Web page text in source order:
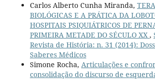
Carlos Alberto Cunha Miranda,
BIOLÓGICAS E A PRÁTICA DA
HOSPITAIS PSIQUIÁTRICOS DE
PRIMEIRA METADE DO SÉCULO XX ,
Revista de História: n. 31 (2014):
Saberes Médicos
Simone Rocha, Articulações e
consolidação do discurso de